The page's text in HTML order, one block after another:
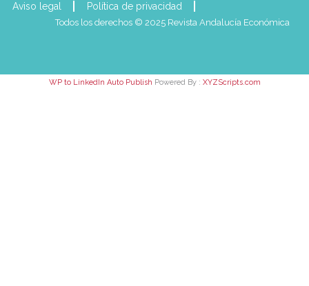
Aviso legal
Política de privacidad
Todos los derechos © 2025 Revista Andalucía Económica
WP to LinkedIn Auto Publish Powered By : XYZScripts.com